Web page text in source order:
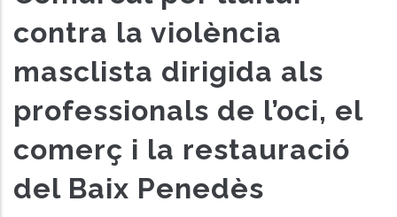
contra la violència
masclista dirigida als
professionals de l’oci, el
comerç i la restauració
del Baix Penedès